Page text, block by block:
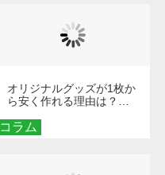
コラム
オリジナルグッズが1枚か
ら安く作れる理由は？オ
とメリットを解説